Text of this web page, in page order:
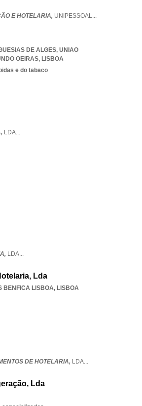
E HOTELARIA, UNIPESSOAL...
DE ALGES, UNIAO
OEIRAS, LISBOA
e do tabaco
LDA...
LDA...
Lda
BENFICA LISBOA, LISBOA
DE HOTELARIA, LDA...
Lda